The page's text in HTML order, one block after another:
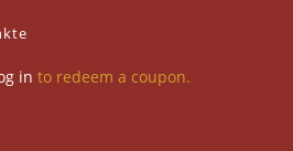
in to redeem a coupon.